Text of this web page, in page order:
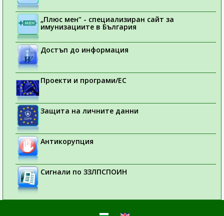
„Плюс мен“ - специализиран сайт за
имунизациите в България
Достъп до информация
Проекти и програми/ЕС
Защита на личните данни
Антикорупция
Сигнали по ЗЗЛПСПОИН